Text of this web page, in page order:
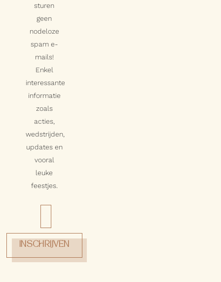
sturen
geen
nodeloze
spam e-
mails!
Enkel
interessante
informatie
zoals
acties,
wedstrijden,
updates en
vooral
leuke
feestjes.
INSCHRIJVEN